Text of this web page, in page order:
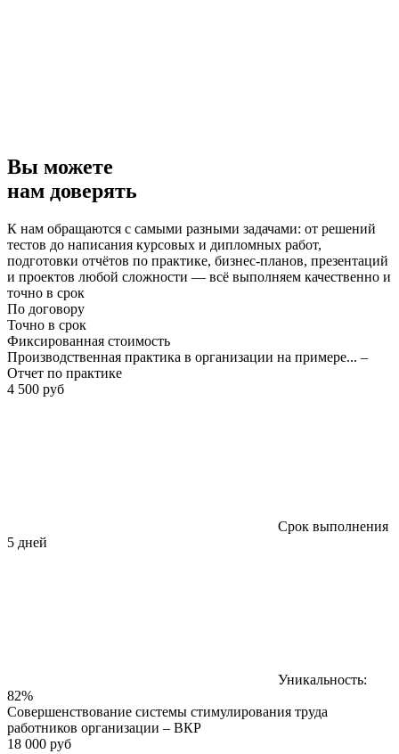
Вы можете
нам доверять
К нам обращаются с самыми разными задачами: от решений
тестов до написания курсовых и дипломных работ,
подготовки отчётов по практике, бизнес-планов, презентаций
и проектов любой сложности — всё выполняем качественно и
точно в срок
По договору
Точно в срок
Фиксированная стоимость
Производственная практика в организации на примере... –
Отчет по практике
4 500 руб
Срок выполнения
5 дней
Уникальность:
82%
Совершенствование системы стимулирования труда
работников организации – ВКР
18 000 руб